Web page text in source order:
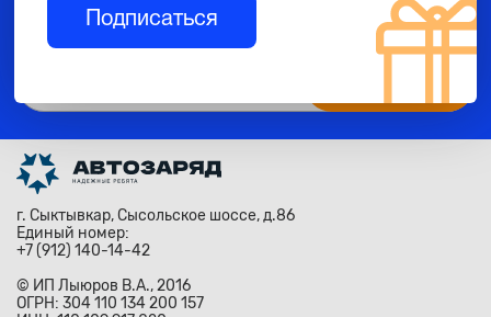
Получайте дополнительные скидки, бонусы и
специальные предложения
г. Сыктывкар, Сысольское шоссе, д.86
Единый номер:
+7 (912) 140-14-42
© ИП Лыюров В.А., 2016
ОГРН: 304 110 134 200 157
Подписаться